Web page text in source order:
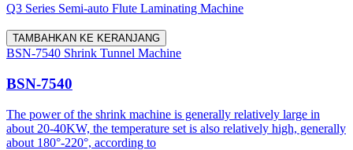
Q3 Series Semi-auto Flute Laminating Machine
TAMBAHKAN KE KERANJANG
BSN-7540 Shrink Tunnel Machine
BSN-7540
The power of the shrink machine is generally relatively large in
about 20-40KW, the temperature set is also relatively high, generally
about 180°-220°, according to